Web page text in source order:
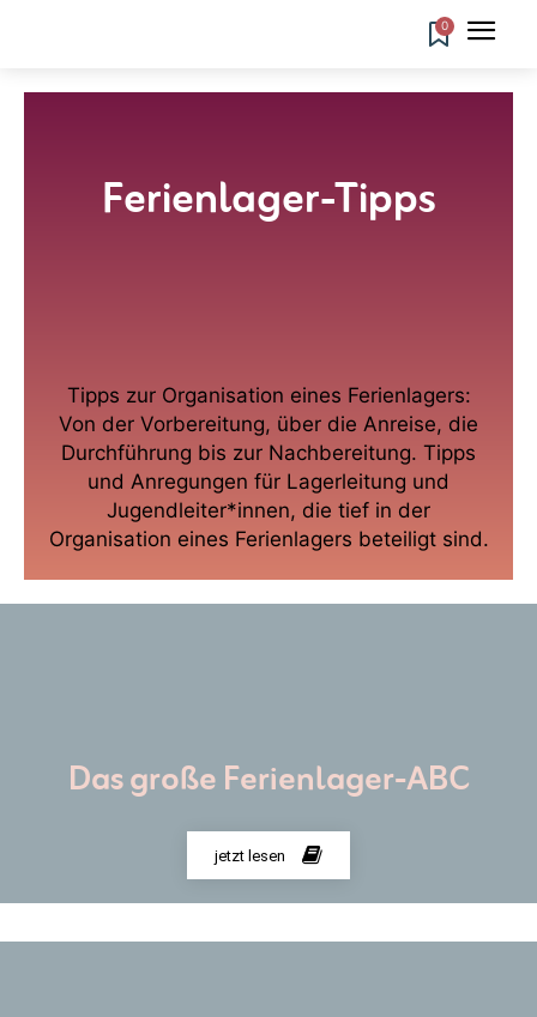
0
Ferienlager-Tipps
Tipps zur Organisation eines Ferienlagers:
Von der Vorbereitung, über die Anreise, die
Durchführung bis zur Nachbereitung. Tipps
und Anregungen für Lagerleitung und
Jugendleiter*innen, die tief in der
Organisation eines Ferienlagers beteiligt sind.
Das große Ferienlager-ABC
jetzt lesen